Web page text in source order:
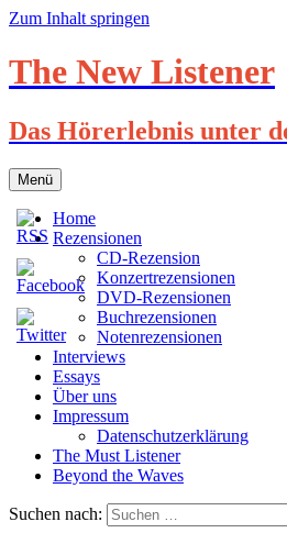
Zum Inhalt springen
The New Listener
Das Hörerlebnis unter
Menü
Home
Rezensionen
CD-Rezension
Konzertrezensionen
DVD-Rezensionen
Buchrezensionen
Notenrezensionen
Interviews
Essays
Über uns
Impressum
Datenschutzerklärung
The Must Listener
Beyond the Waves
Suchen nach: